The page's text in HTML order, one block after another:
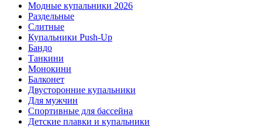
Модные купальники 2026
Раздельные
Слитные
Купальники Push-Up
Бандо
Танкини
Монокини
Балконет
Двусторонние купальники
Для мужчин
Спортивные для бассейна
Детские плавки и купальники